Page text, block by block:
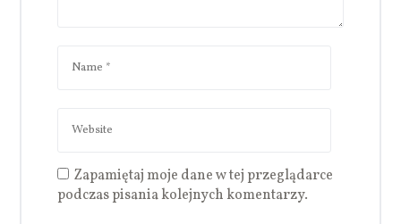
Zapamiętaj moje dane w tej przeglądarce
podczas pisania kolejnych komentarzy.